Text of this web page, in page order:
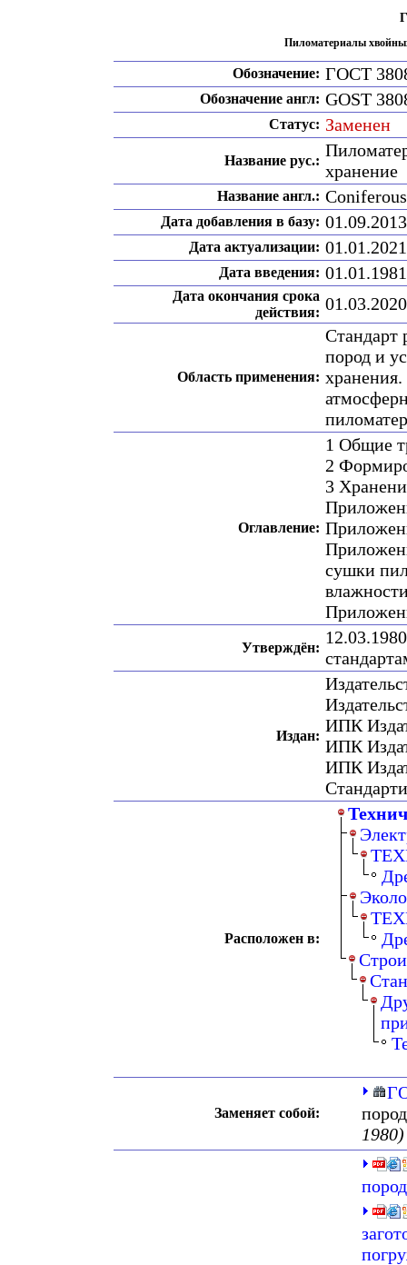
Пиломатериалы
Обозначение: ГОСТ
Обозначение англ: GOST
Статус: Заменен
Название рус.:
хранение
Название англ.:
Дата добавления в базу: 01.09.2013
Дата актуализации: 01.01.2021
Дата введения: 01.01.1981
Дата окончания срока
действия: 01.03.2020
Область применения:
Стандарт
пород и
хранения.
Оглавление:
1 Общие
2
3
сушки
Утверждён:
Издан:
ИПК
ИПК
ИПК
Расположен в:
Заменяет собой:
1980)